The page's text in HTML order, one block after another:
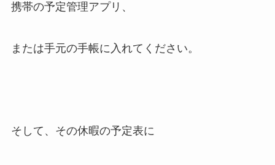
携帯の予定管理アプリ、
または手元の手帳に入れてください。
そして、その休暇の予定表に